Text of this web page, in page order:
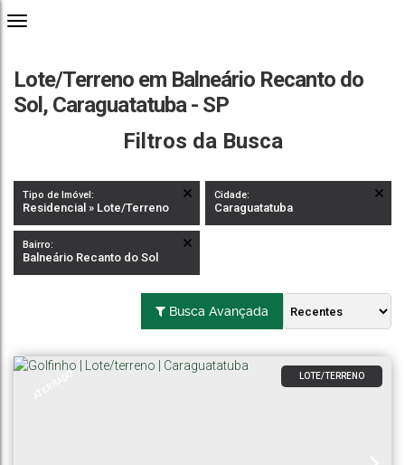
Lote/Terreno em Balneário Recanto do
Sol, Caraguatatuba - SP
Filtros da Busca
Tipo de Imóvel:
Residencial » Lote/Terreno
Cidade:
Caraguatatuba
Bairro:
Balneário Recanto do Sol
Busca Avançada
LOTE/TERRENO